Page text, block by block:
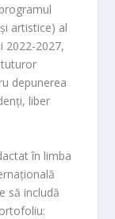
artistice) al
2022-2027,
tuturor
depunerea
liber
în limba
să includă